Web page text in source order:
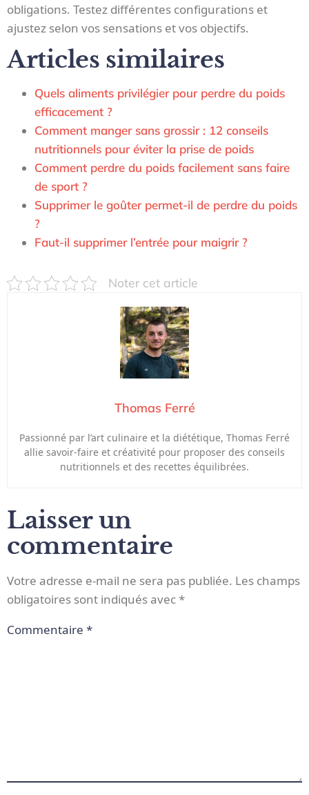
obligations. Testez différentes configurations et
ajustez selon vos sensations et vos objectifs.
Articles similaires
Quels aliments privilégier pour perdre du poids
efficacement ?
Comment manger sans grossir : 12 conseils
nutritionnels pour éviter la prise de poids
Comment perdre du poids facilement sans faire
de sport ?
Supprimer le goûter permet-il de perdre du poids
?
Faut-il supprimer l’entrée pour maigrir ?
Noter cet article
Thomas Ferré
Passionné par l’art culinaire et la diététique, Thomas Ferré
allie savoir-faire et créativité pour proposer des conseils
nutritionnels et des recettes équilibrées.
Laisser un
commentaire
Votre adresse e-mail ne sera pas publiée. Les champs
obligatoires sont indiqués avec*
Commentaire *